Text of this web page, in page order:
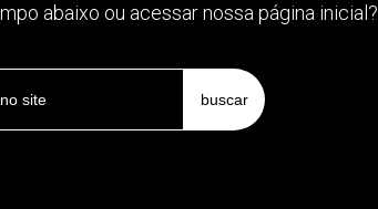
abaixo ou acessar nossa página inicial?